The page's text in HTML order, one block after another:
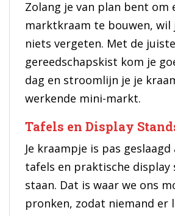
Zolang je van plan bent om
marktkraam te bouwen,
niets vergeten. Met de
gereedschapskist kom je
dag en stroomlijn je je
werkende mini-markt.
Tafels en Display
Je kraampje is pas
tafels en praktische display
staan. Dat is waar we ons
pronken, zodat niemand er